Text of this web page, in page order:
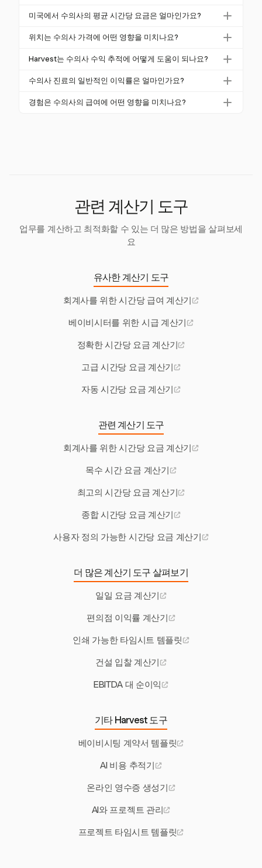
수준에 따라 수익이 달라지며, 신입 수의사는 시간당
약 $46를 벌고, 상위 수익자는 시간당 $63에 도달할 수
있습니다.
수의사는 Harvest를 사용하여 시간을 추적하고 다양한
적인 시간당 요금을 계산할 수 있습니다. 이를 통해 여
있습니다.
미국에서 수의사의 평균 시간당 요금은 얼마인가요?
2026년 3월 기준으로 미국의 평균 시간당 요금은 $57
벌고, 90번째 백분위수에 해당하는 수의사는 시간당
위치는 수의사 가격에 어떤 영향을 미치나요?
위치는 다양한 간접비로 인해 수의사 가격에 큰 영향을
을 차지하는 높은 점유 비용을 발생시키며, 이는 농촌
Harvest는 수의사 수익 추적에 어떻게 도움이 되나요?
Harvest는 상세한 시간 추적 및 유연한 요금 적용을 제
러 교대에서의 수익에 대한 통찰력을 제공하고, 추적된
수의사 진료의 일반적인 이익률은 얼마인가요?
소동물 수의사 진료의 일반적인 이익률은 10%에서 1
경험은 수의사의 급여에 어떤 영향을 미치나요?
관련 계산기 도구
업무를 계산하고 최적화할 수 있는 더 많은 방법을 살펴보세
요
유사한 계산기 도구
회계사를 위한 시간당 급여 계산기
베이비시터를 위한 시급 계산기
정확한 시간당 요금 계산기
고급 시간당 요금 계산기
자동 시간당 요금 계산기
관련 계산기 도구
회계사를 위한 시간당 요금 계산기
목수 시간 요금 계산기
최고의 시간당 요금 계산기
종합 시간당 요금 계산기
사용자 정의 가능한 시간당 요금 계산기
더 많은 계산기 도구 살펴보기
일일 요금 계산기
편의점 이익률 계산기
인쇄 가능한 타임시트 템플릿
건설 입찰 계산기
EBITDA 대 순이익
기타 Harvest 도구
베이비시팅 계약서 템플릿
AI 비용 추적기
온라인 영수증 생성기
AI와 프로젝트 관리
프로젝트 타임시트 템플릿